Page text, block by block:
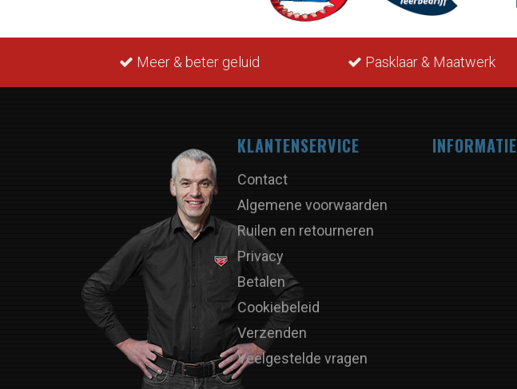
Meer & beter geluid Pasklaar & Maatwerk
KLANTENSERVICE
Contact
Algemene voorwaarden
Ruilen en retourneren
Privacy
Betalen
Cookiebeleid
Verzenden
Veelgestelde vragen
INFORMATIE